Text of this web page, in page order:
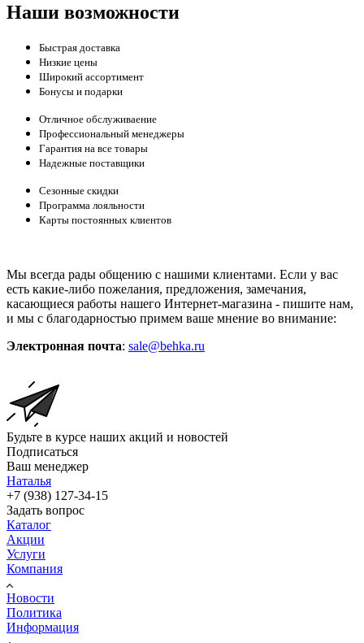
Наши возможности
Быстрая доставка
Низкие цены
Широкий ассортимент
Бонусы и подарки
Отличное обслуживаение
Профессиональный менеджеры
Гарантия на все товары
Надежные поставщики
Сезонные скидки
Программа лояльности
Карты постоянных клиентов
Мы всегда рады общению с нашими клиентами. Если у вас
есть какие-либо пожелания, предложения, замечания,
касающиеся работы нашего Интернет-магазина - пишите нам,
и мы с благодарностью примем ваше мнение во внимание:
Электронная почта: sale@behka.ru
Будьте в курсе наших акций и новостей
Подписаться
Ваш менеджер
Наталья
+7 (938) 127-34-15
Задать вопрос
Каталог
Акции
Услуги
Компания
Новости
Политика
Информация